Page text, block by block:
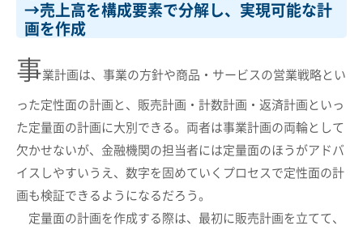
→売上高を構成要素で分解し、実現可能な計
画を作成
事業計画は、事業の方針や商品・サービスの営業戦略とい
った定性面の計画と、販売計画・計数計画・返済計画といっ
た定量面の計画に大別できる。両者は事業計画の両輪として
欠かせないが、金融機関の担当者には定量面のほうがアドバ
イスしやすいうえ、数字を固めていくプロセスで定性面の計
画も検証できるようになるだろう。
定量面の計画を作成する際は、最初に販売計画を立てて、